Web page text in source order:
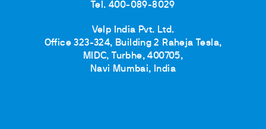
Tel. 400-089-8029
Velp India Pvt. Ltd.
Office 323-324, Building 2 Raheja Tesla,
MIDC, Turbhe, 400705,
Navi Mumbai, India